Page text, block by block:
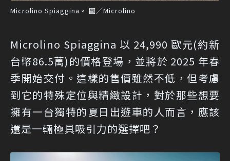
Microlino Spiaggina。 圖／Microlino
Microlino Spiaggina 以 24,990 歐元(約新
台幣86.5萬)的價格登場，並將於 2025 年春
季開始交付。這樣的售價雖然不低，但考慮
到它的特殊定位與精緻設計，對於那些想要
擁有一台獨特的夏日出遊車的人而言，應該
還是一輛極具吸引力的選擇吧？